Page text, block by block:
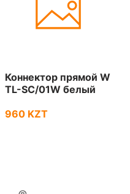
Коннектор прямой W
TL-SC/01W белый
960 KZT